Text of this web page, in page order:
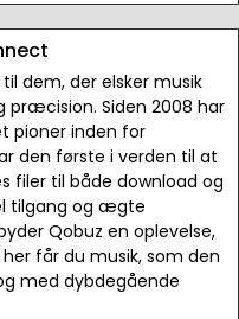
dem, der elsker musik
præcision. Siden 2008 har
pioner inden for
den første i verden til at
filer til både download og
tilgang og ægte
Qobuz en oplevelse,
får du musik, som den
med dybdegående